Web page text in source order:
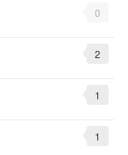
0
2
1
1